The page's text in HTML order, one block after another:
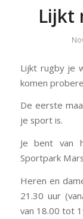
Lijkt
Lijkt rugby je
komen
De eerste
je sport is.
Je bent van
Sportpark
Heren en
21.30 uur
van 18.00 tot